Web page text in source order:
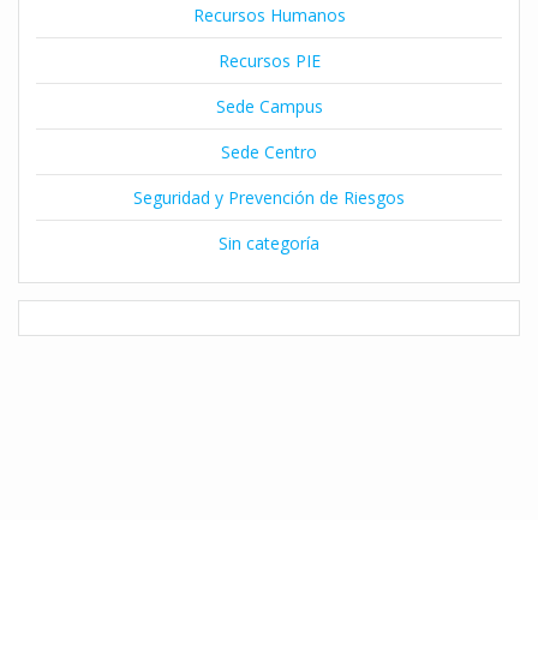
Recursos Humanos
Recursos PIE
Sede Campus
Sede Centro
Seguridad y Prevención de Riesgos
Sin categoría